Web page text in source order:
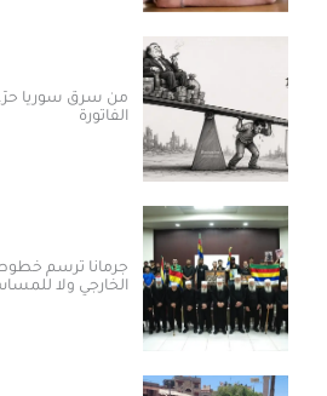
من سرق سوريا حرّ.. ومن لم
الفاتورة
جرمانا ترسم خطوطها الحمراء:
الخارجي ولا للمساس بالسلم